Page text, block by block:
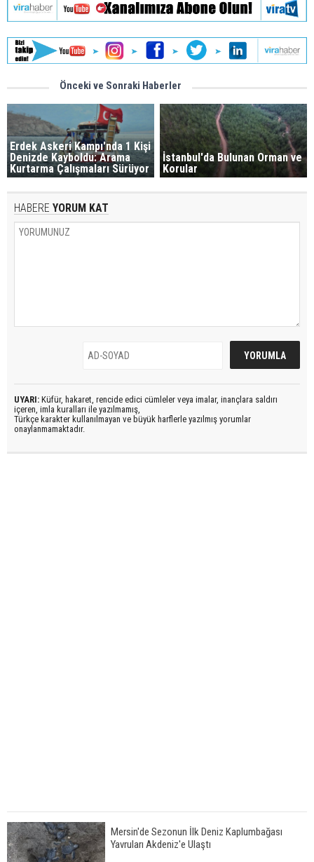
Önceki ve Sonraki Haberler
Erdek Askeri Kampı'nda 1 Kişi
Denizde Kayboldu: Arama
Kurtarma Çalışmaları Sürüyor
İstanbul'da Bulunan Orman ve
Korular
HABERE YORUM KAT
UYARI: Küfür, hakaret, rencide edici cümleler veya imalar, inançlara saldırı
içeren, imla kuralları ile yazılmamış,
Türkçe karakter kullanılmayan ve büyük harflerle yazılmış yorumlar
onaylanmamaktadır.
Mersin'de Sezonun İlk Deniz Kaplumbağası
Yavruları Akdeniz'e Ulaştı